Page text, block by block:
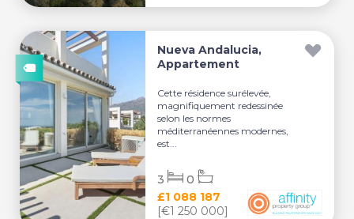
Nueva Andalucia,
Appartement
Cette résidence surélevée,
magnifiquement redessinée
selon les normes
méditerranéennes modernes,
est...
£1 088 187
[€1 250 000]
3 0